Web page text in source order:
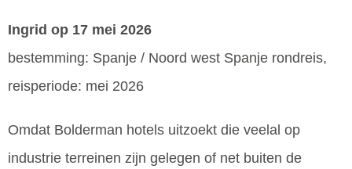
Ingrid op 17 mei 2026
bestemming: Spanje / Noord west Spanje rondreis,
reisperiode: mei 2026
Omdat Bolderman hotels uitzoekt die veelal op
industrie terreinen zijn gelegen of net buiten de